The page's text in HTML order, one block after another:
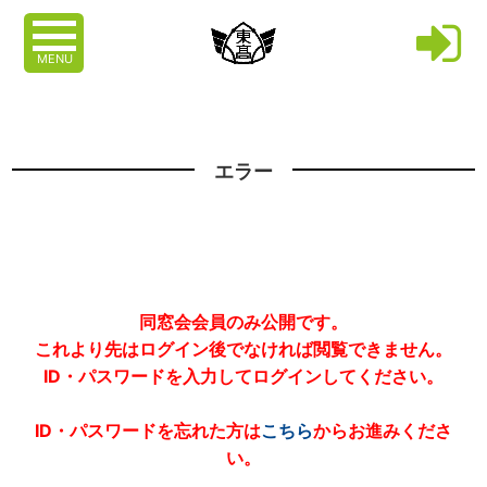
MENU
エラー
同窓会会員のみ公開です。
これより先はログイン後でなければ閲覧できません。
ID・パスワードを入力してログインしてください。
ID・パスワードを忘れた方はこちらからお進みくださ
い。